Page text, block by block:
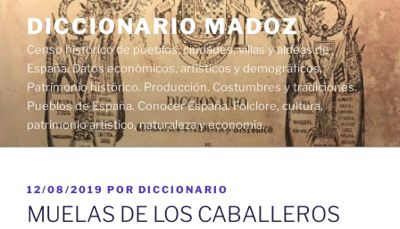
contenido
DICCIONARIO MADOZ
Censo histórico de pueblos, ciudades, villas y aldeas de
España. Datos económicos, artísticos y demográficos.
Patrimonio histórico. Producción. Costumbres y tradiciones.
Pueblos de España. Conocer España. Folclore, cultura,
patrimonio artístico, naturaleza y economía.
PUBLICADO
EL
12/08/2019 POR DICCIONARIO
MUELAS DE LOS CABALLEROS